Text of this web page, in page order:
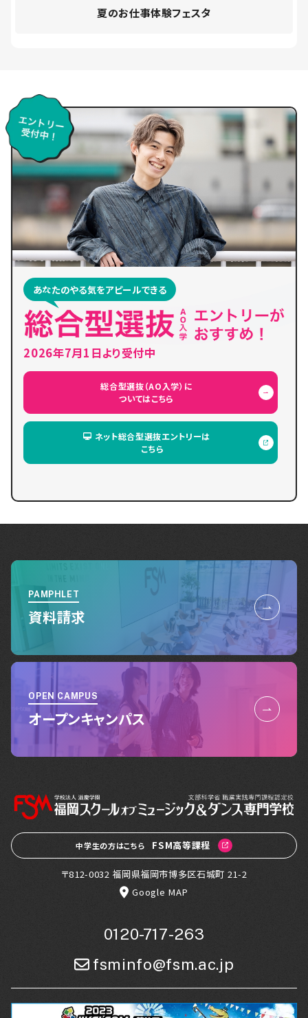
夏のお仕事体験フェスタ
あなたのやる気をアピールできる
2026年7月1日より受付中
総合型選抜（AO入学）に
ついてはこちら
ネット総合型選抜エントリーは
こちら
PAMPHLET
資料請求
OPEN CAMPUS
オープンキャンパス
中学生の方はこちら FSM高等課程
〒812-0032 福岡県福岡市博多区石城町 21-2
Google MAP
0120-717-263
fsminfo@fsm.ac.jp